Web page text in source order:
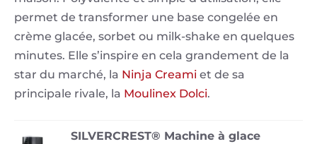
permet de transformer une base congelée en
crème glacée, sorbet ou milk-shake en quelques
minutes. Elle s’inspire en cela grandement de la
star du marché, la Ninja Creami et de sa
principale rivale, la Moulinex Dolci.
SILVERCREST® Machine à glace